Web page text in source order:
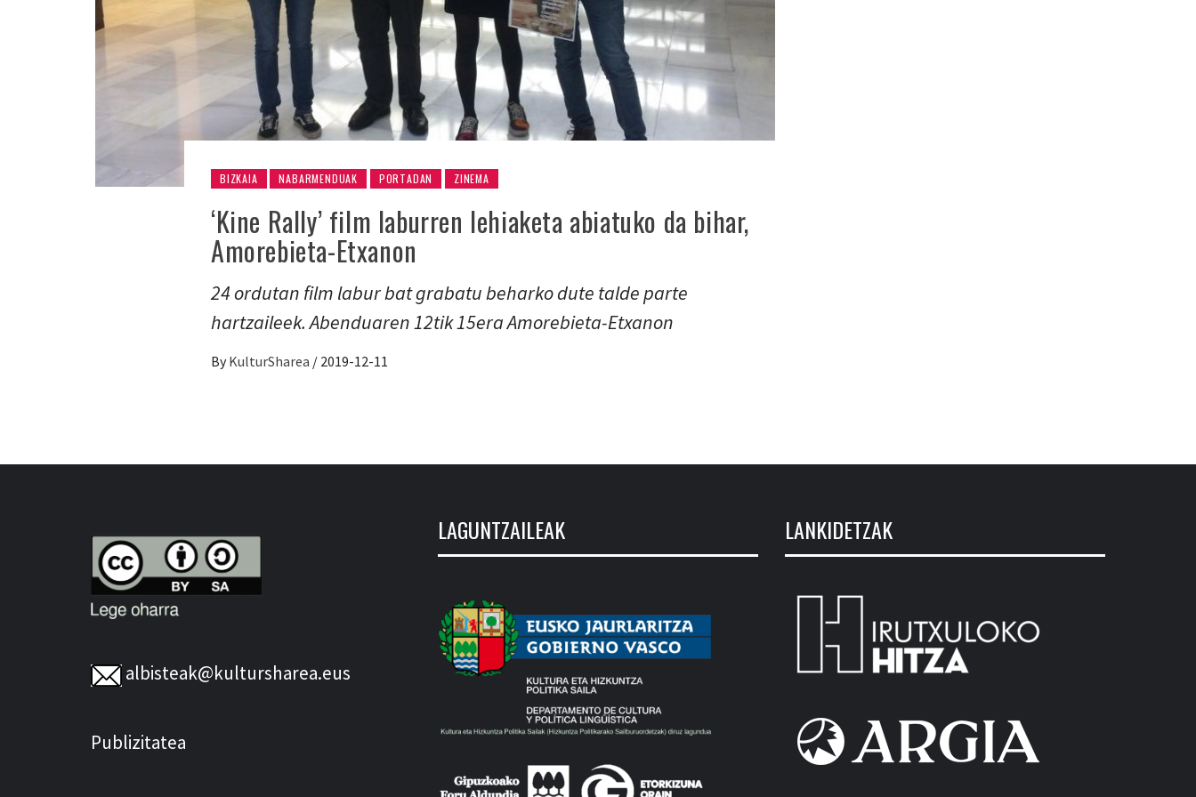
BIZKAIA NABARMENDUAK PORTADAN ZINEMA
‘Kine Rally’ film laburren lehiaketa abiatuko da bihar,
Amorebieta-Etxanon
24 ordutan film labur bat grabatu beharko dute talde parte
hartzaileek. Abenduaren 12tik 15era Amorebieta-Etxanon
By KulturSharea / 2019-12-11
albisteak@kultursharea.eus
Publizitatea
LAGUNTZAILEAK LANKIDETZAK